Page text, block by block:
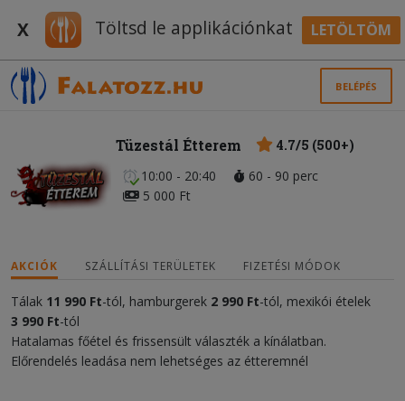
X Töltsd le applikációnkat LETÖLTÖM
BELÉPÉS
Tüzestál Étterem
4.7/5 (500+)
10:00 - 20:40
60 - 90 perc
5 000 Ft
AKCIÓK SZÁLLÍTÁSI TERÜLETEK FIZETÉSI MÓDOK
Tálak 11 990 Ft-tól, hamburgerek 2 990 Ft-tól, mexikói ételek
3 990 Ft-tól
Hatalamas főétel és frissensült választék a kínálatban.
Előrendelés leadása nem lehetséges az étteremnél